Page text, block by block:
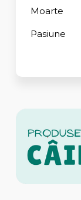
Moarte
Pasiune